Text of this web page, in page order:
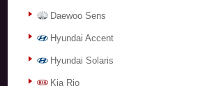
Daewoo Sens
Hyundai Accent
Hyundai Solaris
Kia Rio